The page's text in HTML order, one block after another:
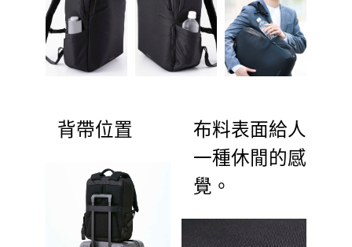
背帶位置
布料表面給人
一種休閒的感
覺。